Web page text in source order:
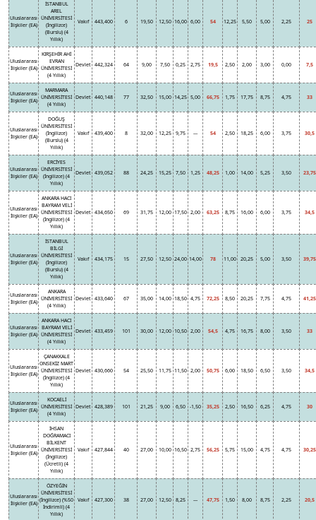
Uluslararası
İlişkiler (EA)
İSTANBUL
AREL
ÜNİVERSİTESİ
(İngilizce)
(Burslu) (4
Yıllık)
Vakıf 443,400 6 19,50 12,50 16,00 6,00 54 12,25 5,50 5,00 2,25 25
Uluslararası
İlişkiler (EA)
KIRŞEHİR AHİ
EVRAN
ÜNİVERSİTESİ
(4 Yıllık)
Devlet 442,324 64 9,00 7,50 0,25 2,75 19,5 2,50 2,00 3,00 0,00 7,5
Uluslararası
İlişkiler (EA)
MARMARA
ÜNİVERSİTESİ
(4 Yıllık)
Devlet 440,148 77 32,50 15,00 14,25 5,00 66,75 1,75 17,75 8,75 4,75 33
Uluslararası
İlişkiler (EA)
DOĞUŞ
ÜNİVERSİTESİ
(İngilizce)
(Burslu) (4
Yıllık)
Vakıf 439,400 8 32,00 12,25 9,75 --- 54 2,50 18,25 6,00 3,75 30,5
Uluslararası
İlişkiler (EA)
ERCİYES
ÜNİVERSİTESİ
(İngilizce) (4
Yıllık)
Devlet 439,052 88 24,25 15,25 7,50 1,25 48,25 1,00 14,00 5,25 3,50 23,75
Uluslararası
İlişkiler (EA)
ANKARA HACI
BAYRAM VELİ
ÜNİVERSİTESİ
(İngilizce) (4
Yıllık)
Devlet 434,650 69 31,75 12,00 17,50 2,00 63,25 8,75 16,00 6,00 3,75 34,5
Uluslararası
İlişkiler (EA)
İSTANBUL
BİLGİ
ÜNİVERSİTESİ
(İngilizce)
(Burslu) (4
Yıllık)
Vakıf 434,175 15 27,50 12,50 24,00 14,00 78 11,00 20,25 5,00 3,50 39,75
Uluslararası
İlişkiler (EA)
ANKARA
ÜNİVERSİTESİ
(4 Yıllık)
Devlet 433,640 67 35,00 14,00 18,50 4,75 72,25 8,50 20,25 7,75 4,75 41,25
Uluslararası
İlişkiler (EA)
ANKARA HACI
BAYRAM VELİ
ÜNİVERSİTESİ
(4 Yıllık)
Devlet 433,459 101 30,00 12,00 10,50 2,00 54,5 4,75 16,75 8,00 3,50 33
Uluslararası
İlişkiler (EA)
ÇANAKKALE
ONSEKİZ MART
ÜNİVERSİTESİ
(İngilizce) (4
Yıllık)
Devlet 430,660 54 25,50 11,75 11,50 2,00 50,75 6,00 18,50 6,50 3,50 34,5
Uluslararası
İlişkiler (EA)
KOCAELİ
ÜNİVERSİTESİ
(4 Yıllık)
Devlet 428,389 101 21,25 9,00 6,50 -1,50 35,25 2,50 16,50 6,25 4,75 30
Uluslararası
İlişkiler (EA)
İHSAN
DOĞRAMACI
BİLKENT
ÜNİVERSİTESİ
(İngilizce)
(Ücretli) (4
Yıllık)
Vakıf 427,844 40 27,00 10,00 16,50 2,75 56,25 5,75 15,00 4,75 4,75 30,25
Uluslararası
İlişkiler (EA)
ÖZYEĞİN
ÜNİVERSİTESİ
(İngilizce) (%50
İndirimli) (4
Yıllık)
Vakıf 427,300 38 27,00 12,50 8,25 --- 47,75 1,50 8,00 8,75 2,25 20,5